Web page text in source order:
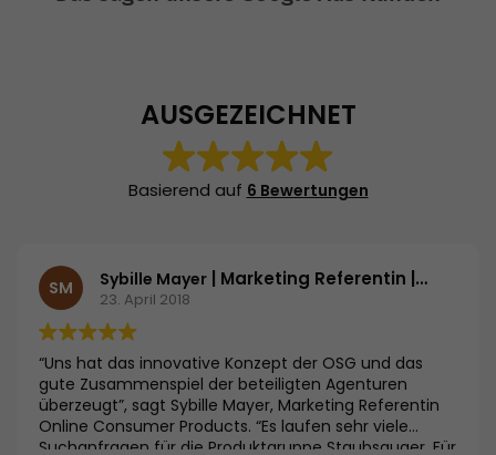
AUSGEZEICHNET
Basierend auf 6 Bewertungen
SM Sybille Mayer | Marketing Referentin | Bosch und Siemens Hausgeräte GmbH
23. April 2018
“Uns hat das innovative Konzept der OSG und das
gute Zusammenspiel der beteiligten Agenturen
überzeugt”, sagt Sybille Mayer, Marketing Referentin
Online Consumer Products. “Es laufen sehr viele
Suchanfragen für die Produktgruppe Staubsauger. Für